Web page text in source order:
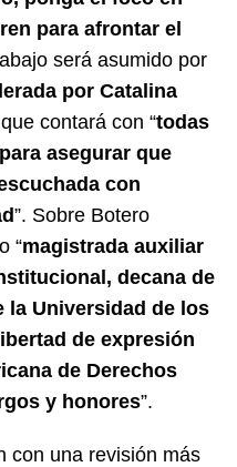
para afrontar el
será asumido por
por Catalina
contará con “todas
asegurar que
con
”. Sobre Botero
“magistrada auxiliar
decana de
la Universidad de los
de expresión
de Derechos
y honores”.
con una revisión más